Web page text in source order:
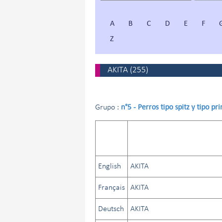
A B C D E F
Z
AKITA (255)
Grupo : n°5 - Perros tipo spitz y tipo
English AKITA
Français AKITA
Deutsch AKITA